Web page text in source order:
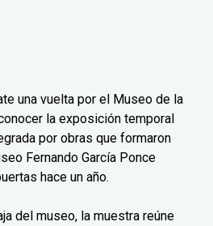
una vuelta por el Museo de la
la exposición temporal
por obras que formaron
Fernando García Ponce
hace un año.
del museo, la muestra reúne